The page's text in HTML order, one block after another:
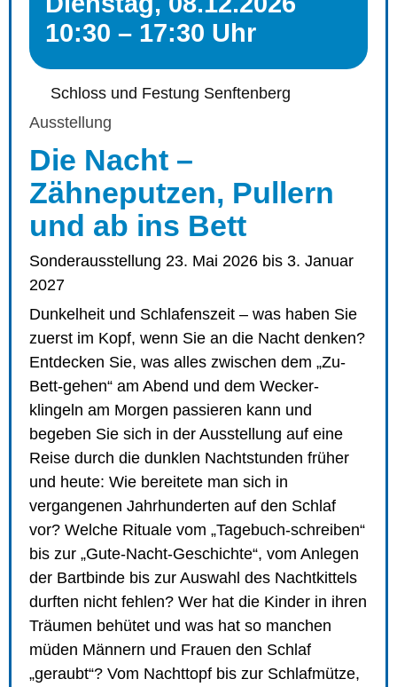
10:30 – 17:30 Uhr
Schloss und Festung Senftenberg
Ausstellung
Die Nacht –
Zähneputzen, Pullern
und ab ins Bett
Sonderausstellung 23. Mai 2026 bis 3. Januar
2027
Dunkelheit und Schlafenszeit – was haben Sie
zuerst im Kopf, wenn Sie an die Nacht denken?
Entdecken Sie, was alles zwischen dem „Zu-
Bett-gehen“ am Abend und dem Wecker-
klingeln am Morgen passieren kann und
begeben Sie sich in der Ausstellung auf eine
Reise durch die dunklen Nachtstunden früher
und heute: Wie bereitete man sich in
vergangenen Jahrhunderten auf den Schlaf
vor? Welche Rituale vom „Tagebuch-schreiben“
bis zur „Gute-Nacht-Geschichte“, vom Anlegen
der Bartbinde bis zur Auswahl des Nachtkittels
durften nicht fehlen? Wer hat die Kinder in ihren
Träumen behütet und was hat so manchen
müden Männern und Frauen den Schlaf
„geraubt“? Vom Nachttopf bis zur Schlafmütze,